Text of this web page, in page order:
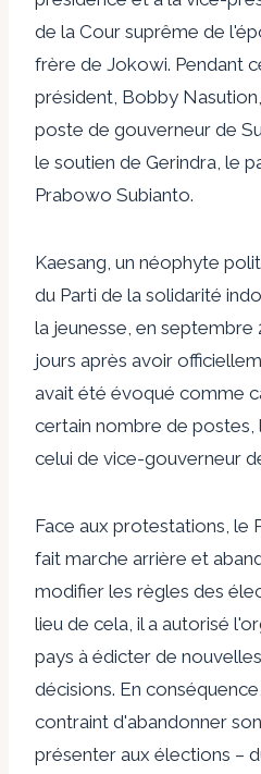
de la Cour suprême de
frère de Jokowi. Pendant
président, Bobby
poste de gouverneur de
le soutien de Gerindra, le
Prabowo Subianto.
Kaesang, un néophyte
du Parti de la solidarité
la jeunesse, en septembre
jours après avoir
avait été évoqué comme
certain nombre de postes,
celui de vice-gouverneur
Face aux protestations, le
fait marche arrière et
modifier les règles des
lieu de cela, il a autorisé
pays à édicter de
décisions. En
contraint d'abandonner
présenter aux élections –